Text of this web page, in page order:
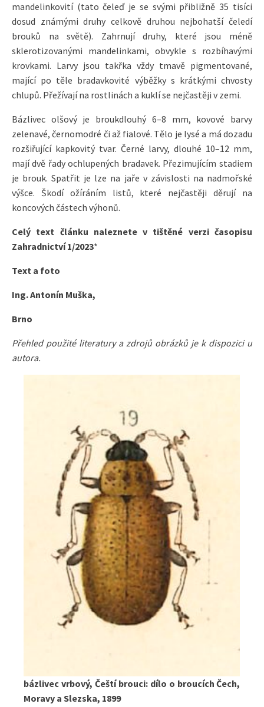
mandelinkovití (tato čeleď je se svými přibližně 35 tisíci
dosud známými druhy celkově druhou nejbohatší čeledí
brouků na světě). Zahrnují druhy, které jsou méně
sklerotizovanými mandelinkami, obvykle s rozbíhavými
krovkami. Larvy jsou takřka vždy tmavě pigmentované,
mající po těle bradavkovité výběžky s krátkými chvosty
chlupů. Přežívají na rostlinách a kuklí se nejčastěji v zemi.
Bázlivec olšový je broukdlouhý 6–8 mm, kovové barvy
zelenavé, černomodré či až fialové. Tělo je lysé a má dozadu
rozšiřující kapkovitý tvar. Černé larvy, dlouhé 10–12 mm,
mají dvě řady ochlupených bradavek. Přezimujícím stadiem
je brouk. Spatřit je lze na jaře v závislosti na nadmořské
výšce. Škodí ožíráním listů, které nejčastěji děrují na
koncových částech výhonů.
Celý text článku naleznete v tištěné verzi časopisu
Zahradnictví 1/2023*
Text a foto
Ing. Antonín Muška,
Brno
Přehled použité literatury a zdrojů obrázků je k dispozici u
autora.
bázlivec vrbový, Čeští brouci: dílo o broucích Čech,
Moravy a Slezska, 1899